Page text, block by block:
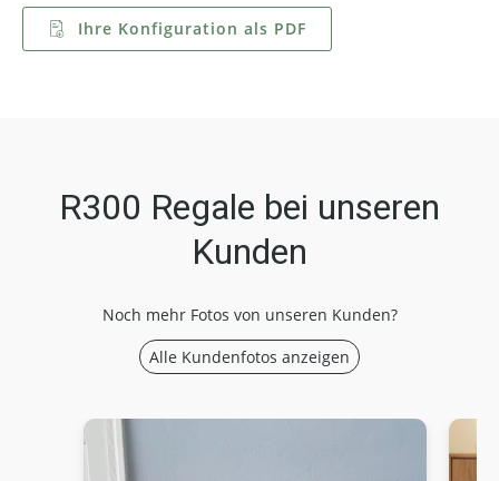
Ihre Konfiguration als PDF
R300 Regale bei unseren
Kunden
Noch mehr Fotos von unseren Kunden?
Alle Kundenfotos anzeigen